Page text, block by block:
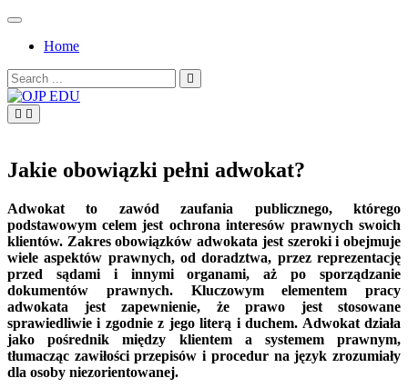
Skip
contentHome
Search
for:
Jakie obowiązki pełni adwokat?
Adwokat to zawód zaufania publicznego, którego
podstawowym celem jest ochrona interesów prawnych swoich
klientów. Zakres obowiązków adwokata jest szeroki i obejmuje
wiele aspektów prawnych, od doradztwa, przez reprezentację
przed sądami i innymi organami, aż po sporządzanie
dokumentów prawnych. Kluczowym elementem pracy
adwokata jest zapewnienie, że prawo jest stosowane
sprawiedliwie i zgodnie z jego literą i duchem. Adwokat działa
jako pośrednik między klientem a systemem prawnym,
tłumacząc zawiłości przepisów i procedur na język zrozumiały
dla osoby niezorientowanej.